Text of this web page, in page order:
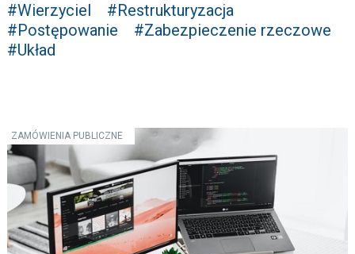
#Wierzyciel
#Restrukturyzacja
#Postępowanie
#Zabezpieczenie rzeczowe
#Układ
ZAMÓWIENIA PUBLICZNE